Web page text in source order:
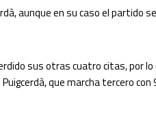
aunque en su caso el partido
sus otras cuatro citas, por
que marcha tercero